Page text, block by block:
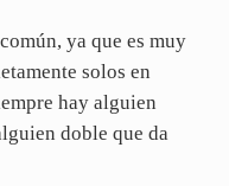
ya que es muy
solos en
hay alguien
doble que da